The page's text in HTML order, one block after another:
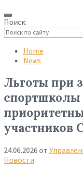
Поиск:
search
Home
News
Льготы при
участников
24.06.2026 от
Новости